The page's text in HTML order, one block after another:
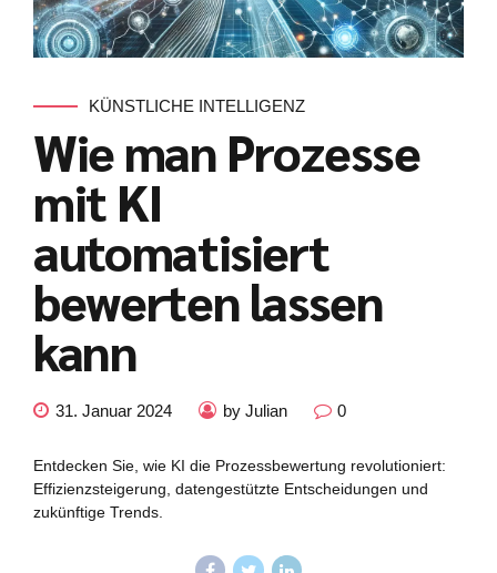
KÜNSTLICHE INTELLIGENZ
Wie man Prozesse
mit KI
automatisiert
bewerten lassen
kann
31. Januar 2024 by Julian 0
Entdecken Sie, wie KI die Prozessbewertung revolutioniert:
Effizienzsteigerung, datengestützte Entscheidungen und
zukünftige Trends.